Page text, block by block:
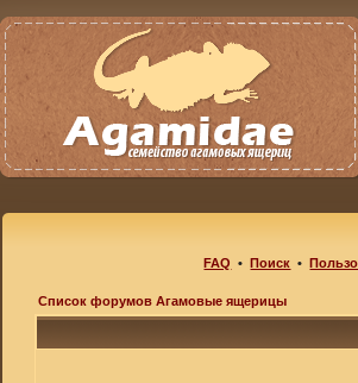
FAQ •Поиск •
Список форумов Агамовые ящерицы